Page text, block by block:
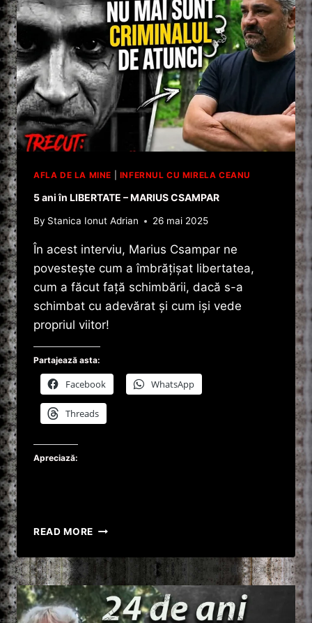
AFLA DE LA MINE INFERNUL CU MIRELA CEANU
5 ani în LIBERTATE – MARIUS CSAMPAR
By Stanica Ionut Adrian 26 mai 2025
În acest interviu, Marius Csampar ne
povestește cum a îmbrățișat libertatea,
cum a făcut față schimbării, dacă s-a
schimbat cu adevărat și cum iși vede
propriul viitor!
Partajează asta:
Facebook WhatsApp
Threads
Apreciază:
READ MORE
ÎN
LIBERTATE
–
MARIUS
CSAMPAR